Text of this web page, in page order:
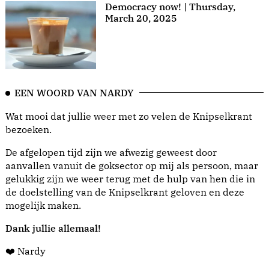
Democracy now! | Thursday,
March 20, 2025
EEN WOORD VAN NARDY
Wat mooi dat jullie weer met zo velen de Knipselkrant
bezoeken.
De afgelopen tijd zijn we afwezig geweest door
aanvallen vanuit de goksector op mij als persoon, maar
gelukkig zijn we weer terug met de hulp van hen die in
de doelstelling van de Knipselkrant geloven en deze
mogelijk maken.
Dank jullie allemaal!
❤️ Nardy